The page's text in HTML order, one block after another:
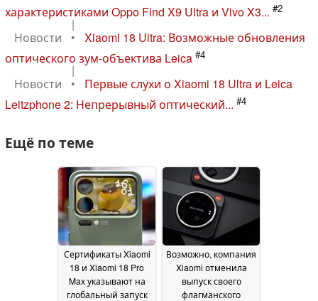
характеристиками Oppo Find X9 Ultra и Vivo X3... #2
|
Новости
•
Xiaomi 18 Ultra: Возможные обновления
оптического зум-объектива Leica #4
|
Новости
•
Первые слухи о Xiaomi 18 Ultra и Leica
Leitzphone 2: Непрерывный оптический... #4
Ещё по теме
Сертификаты Xiaomi
18 и Xiaomi 18 Pro
Max указывают на
глобальный запуск
Возможно, компания
Xiaomi отменила
выпуск своего
флагманского